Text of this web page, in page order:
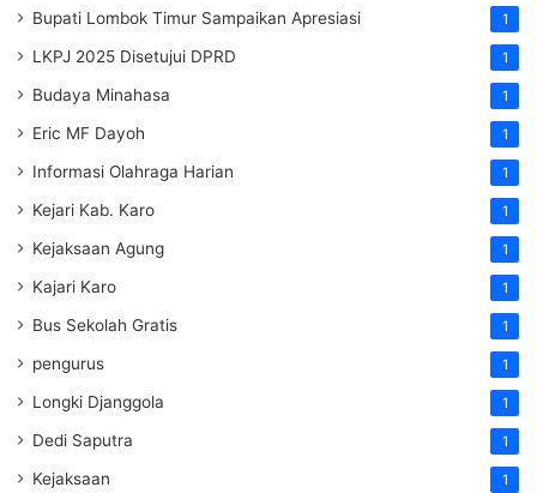
Bupati Lombok Timur Sampaikan Apresiasi 1
LKPJ 2025 Disetujui DPRD 1
Budaya Minahasa 1
Eric MF Dayoh 1
Informasi Olahraga Harian 1
Kejari Kab. Karo 1
Kejaksaan Agung 1
Kajari Karo 1
Bus Sekolah Gratis 1
pengurus 1
Longki Djanggola 1
Dedi Saputra 1
Kejaksaan 1